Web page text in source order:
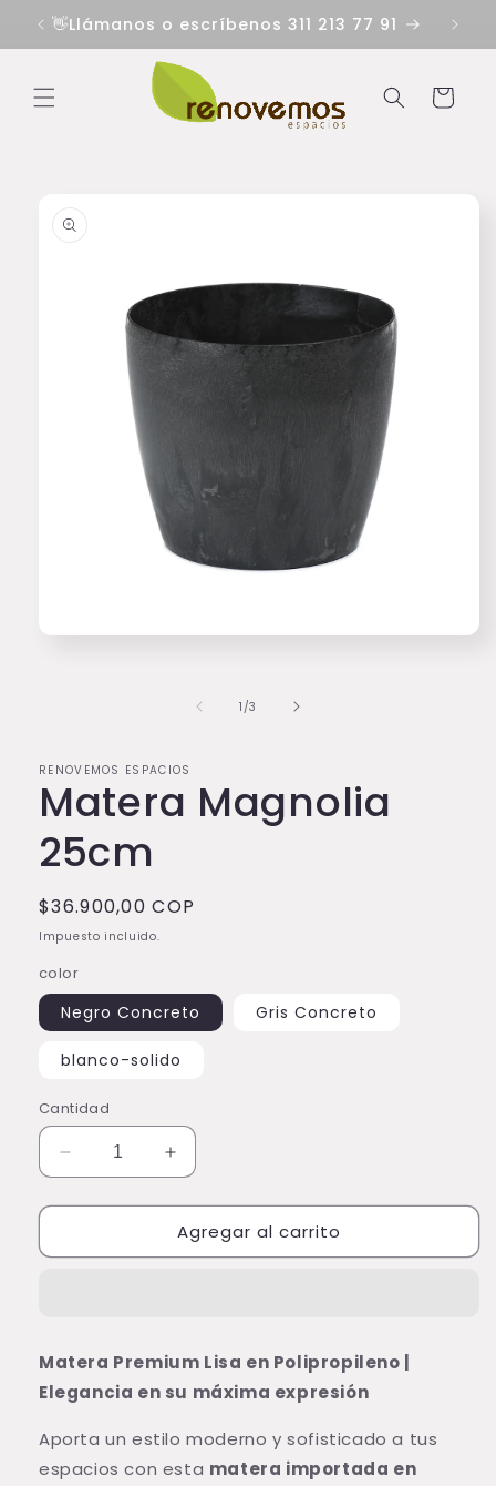
directamente
al contenido
👋Llámanos o escríbenos 311 213 77 91
Carrito
información
1 /de
3
RENOVEMOS ESPACIOS
Matera Magnolia
25cm
Precio
habitual
$36.900,00 COP
Impuesto incluido.
color
Negro Concreto Gris Concreto
blanco-solido
Cantidad
Reducir
cantidad
para
Magnolia
Aumentar
cantidad
para
Matera
Magnolia
Agregar al carrito
Matera Premium Lisa en Polipropileno |
Elegancia en su máxima expresión
Aporta un estilo moderno y sofisticado a tus
espacios con esta matera importada en